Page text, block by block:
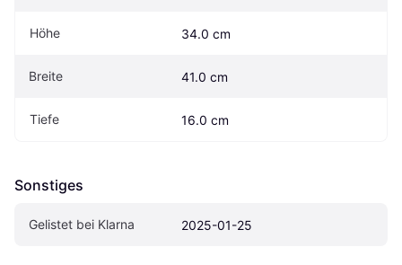
Höhe 34.0 cm
Breite 41.0 cm
Tiefe 16.0 cm
Sonstiges
Gelistet bei Klarna 2025-01-25